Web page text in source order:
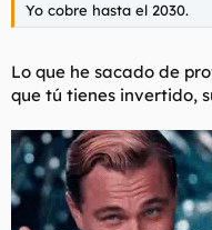
Yo cobre hasta el 2030.
Lo que he sacado de
que tú tienes invertido,